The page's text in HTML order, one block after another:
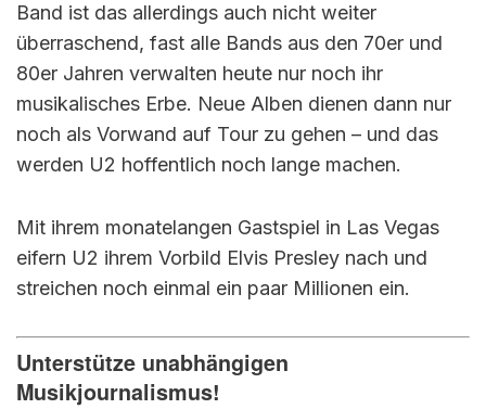
Band ist das allerdings auch nicht weiter
überraschend, fast alle Bands aus den 70er und
80er Jahren verwalten heute nur noch ihr
musikalisches Erbe. Neue Alben dienen dann nur
noch als Vorwand auf Tour zu gehen – und das
werden U2 hoffentlich noch lange machen.
Mit ihrem monatelangen Gastspiel in Las Vegas
eifern U2 ihrem Vorbild Elvis Presley nach und
streichen noch einmal ein paar Millionen ein.
Unterstütze unabhängigen
Musikjournalismus!